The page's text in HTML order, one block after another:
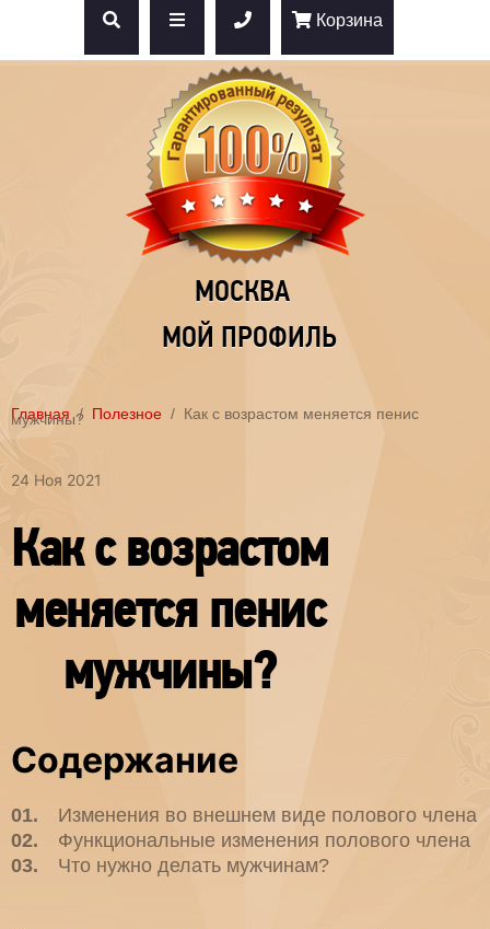
Корзина
МОСКВА
МОЙ ПРОФИЛЬ
Главная Полезное Как с возрастом меняется пенис
мужчины?
24 Ноя 2021
Как с возрастом
меняется пенис
мужчины?
Содержание
Изменения во внешнем виде полового члена
Функциональные изменения полового члена
Что нужно делать мужчинам?